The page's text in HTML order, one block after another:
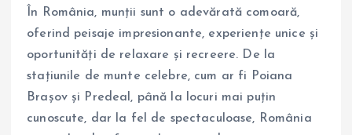
În România, munții sunt o adevărată comoară,
oferind peisaje impresionante, experiențe unice și
oportunități de relaxare și recreere. De la
stațiunile de munte celebre, cum ar fi Poiana
Brașov și Predeal, până la locuri mai puțin
cunoscute, dar la fel de spectaculoase, România